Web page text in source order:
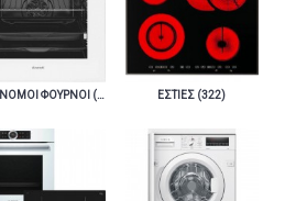
ΑΥΤΟΝΟΜΟΙ ΦΟΥΡΝΟΙ (381) ΕΣΤΙΕΣ (322)